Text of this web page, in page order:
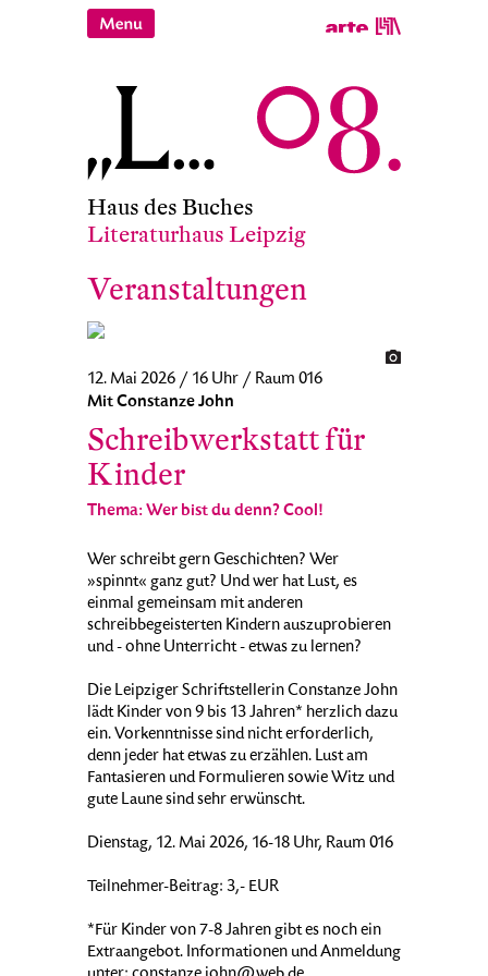
Haus des Buches
Literaturhaus Leipzig
Veranstaltungen
12. Mai 2026 / 16 Uhr / Raum 016
Mit Constanze John
Schreibwerkstatt für
Kinder
Thema: Wer bist du denn? Cool!
Wer schreibt gern Geschichten? Wer
»spinnt« ganz gut? Und wer hat Lust, es
einmal gemeinsam mit anderen
schreibbegeisterten Kindern auszuprobieren
und - ohne Unterricht - etwas zu lernen?
Die Leipziger Schriftstellerin Constanze John
lädt Kinder von 9 bis 13 Jahren* herzlich dazu
ein. Vorkenntnisse sind nicht erforderlich,
denn jeder hat etwas zu erzählen. Lust am
Fantasieren und Formulieren sowie Witz und
gute Laune sind sehr erwünscht.
Dienstag, 12. Mai 2026, 16-18 Uhr, Raum 016
Teilnehmer-Beitrag: 3,- EUR
*Für Kinder von 7-8 Jahren gibt es noch ein
Extraangebot. Informationen und Anmeldung